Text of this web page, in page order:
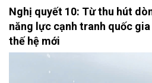
Nghị quyết 10: Từ thu hút
năng lực cạnh tranh quốc
thế hệ mới